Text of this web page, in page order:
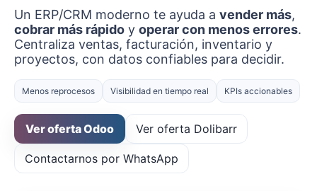
Un ERP/CRM moderno te ayuda a vender más,
cobrar más rápido y operar con menos errores.
Centraliza ventas, facturación, inventario y
proyectos, con datos confiables para decidir.
Menos reprocesos Visibilidad en tiempo real KPIs accionables
Ver oferta Odoo Ver oferta Dolibarr
Contactarnos por WhatsApp